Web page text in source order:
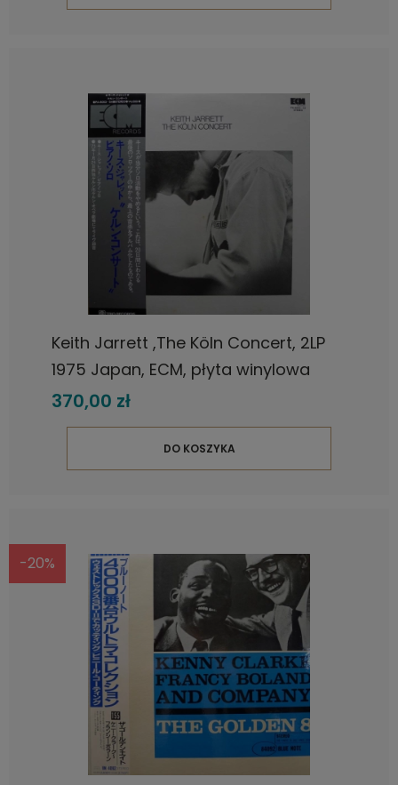
Keith Jarrett ,The Köln Concert, 2LP
1975 Japan, ECM, płyta winylowa
370,00 zł
DO KOSZYKA
-20%